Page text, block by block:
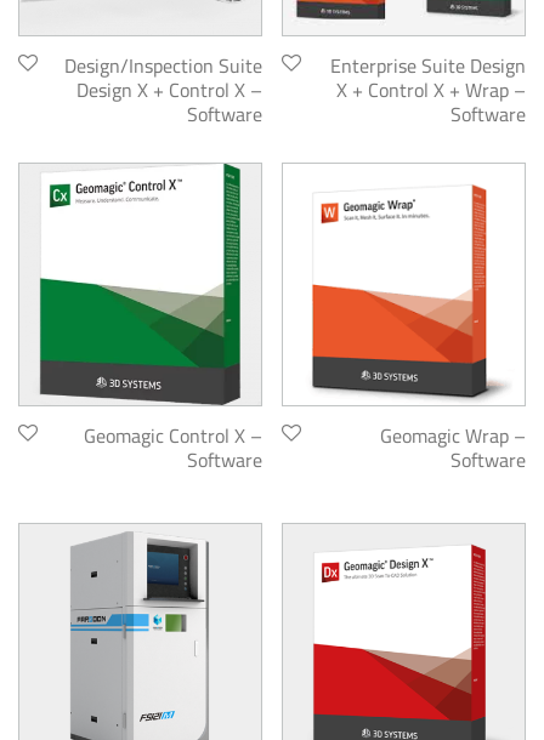
Enterprise Suite Design
X + Control X + Wrap –
Software
Design/Inspection Suite
Design X + Control X –
Software
Geomagic Wrap –
Software
Geomagic Control X –
Software